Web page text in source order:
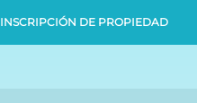
INSCRIPCIÓN DE PROPIEDAD